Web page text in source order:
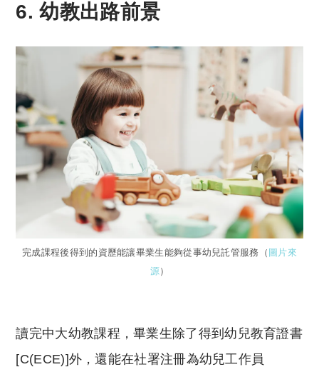
6. 幼教出路前景
完成課程後得到的資歷能讓畢業生能夠從事幼兒託管服務（ 圖片來
源）
讀完中大幼教課程，畢業生除了得到幼兒教育證書
[C(ECE)]外，還能在社署注冊為幼兒工作員